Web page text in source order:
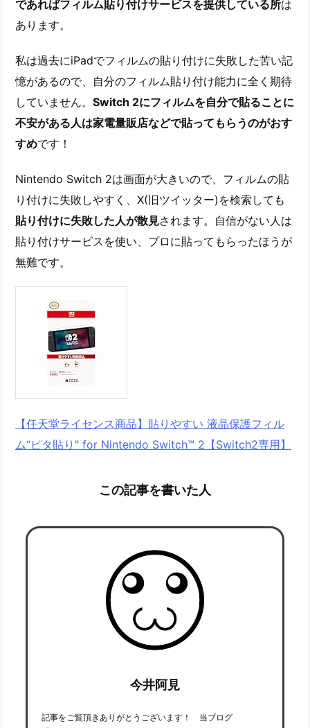
であればフィルム貼り付けサービスを提供している所は
あります。
私は過去にiPadでフィルムの貼り付けに失敗した苦い記
憶があるので、自分のフィルム貼り付け能力に全く期待
していません。 Switch 2にフィルムを自分で貼ることに
不安がある人は家電量販店などで貼ってもらうのがおす
すめです！
Nintendo Switch 2は画面が大きいので、フィルムの貼
り付けに失敗しやすく、X(旧ツイッター)を検索しても
貼り付けに失敗した人が散見されます。自信がない人は
貼り付けサービスを使い、プロに貼ってもらったほうが
無難です。
【任天堂ライセンス商品】貼りやすい 液晶保護フィル
ム“ピタ貼り" for Nintendo Switch™ 2【Switch2専用】
この記事を書いた人
今井阿見
記事をご覧頂きありがとうございます！ 当ブログ